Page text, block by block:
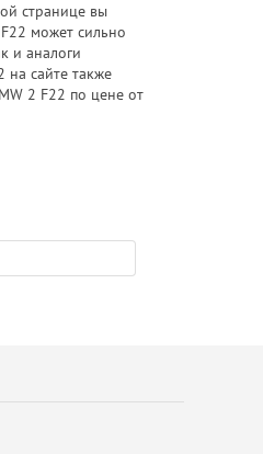
странице вы
может сильно
и аналоги
на сайте также
2 F22 по цене от